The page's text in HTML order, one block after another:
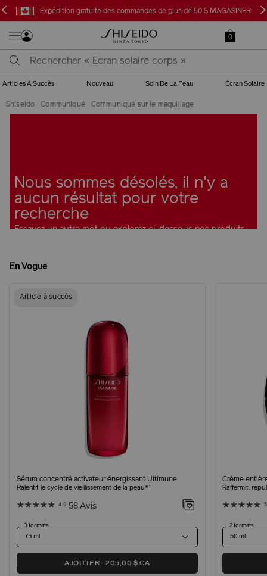
Expédition gratuite des commandes de plus de 50 $ MAGASINER
< >
0
Articles À Succès Nouveau Soin De La Peau Écran Solaire
Shiseido Communiqué Communiqué sur le maquillage
Nous sommes désolés, il n'y a
aucun résultat pour votre
recherche
Essayez un autre mot ou explorez ci-dessous nos produits
En Vogue
Article à succès
Sérum concentré activateur énergissant Ultimune
Ralentit le cycle de vieillissement de la peau*¹
4.9 58 Avis
3 formats
AJOUTER 205,00 $ CA
Crème
Raffermit,
2 formats